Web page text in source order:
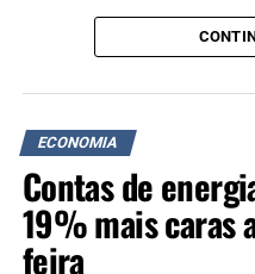
Os participantes
verificar se possuem
conta gov.br, a consulta
Prêmios”.
O pagamento pode ser
Banrisul ou por meio de
cadastrada seja o CPF do
transferência não ocorra
ECONOMIA
Contas de
19% mais caras
feira